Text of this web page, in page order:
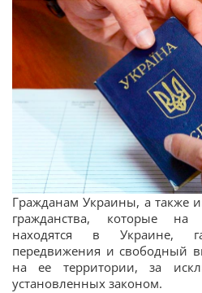
Гражданам Украины, а также
гражданства, которые на
находятся в Украине,
передвижения и свободный
на ее территории, за
установленных законом.